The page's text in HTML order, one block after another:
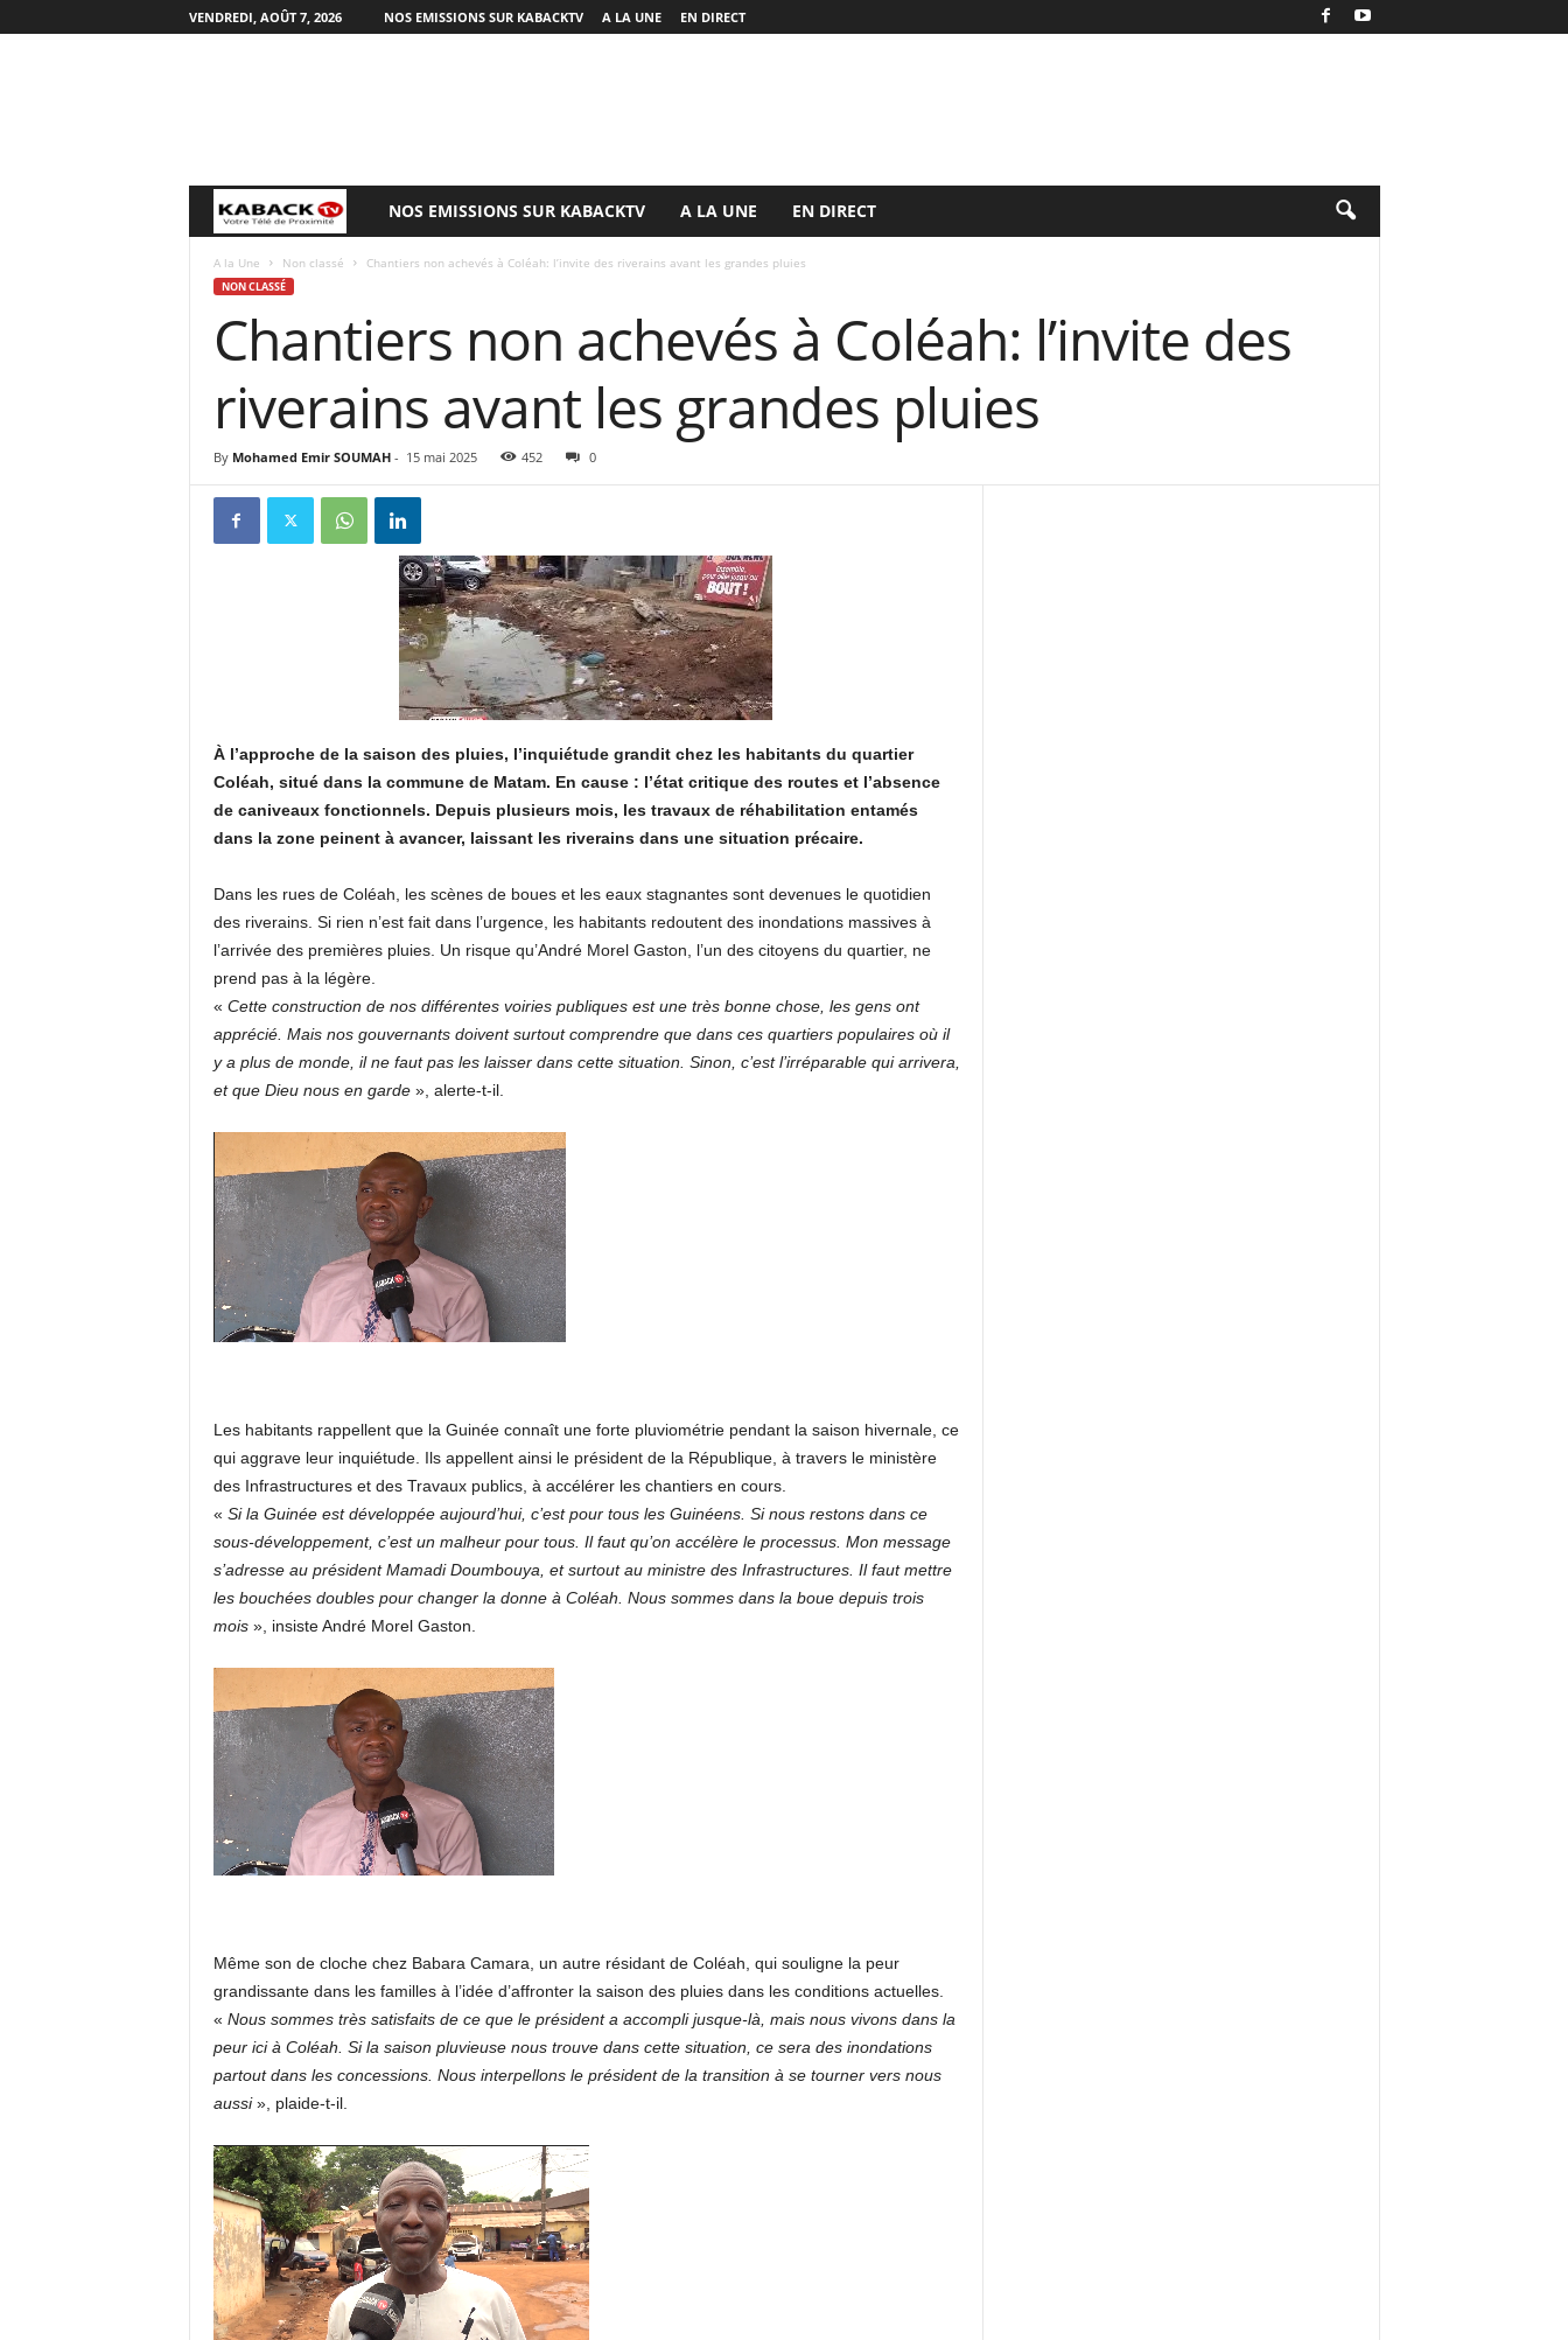
VENDREDI, AOÛT 7, 2026 NOS EMISSIONS SUR KABACKTV A LA UNE EN DIRECT
i
n
e
r
b
a
c
t
v
g
u
i
e
NOS EMISSIONS SUR KABACKTV A LA UNE EN DIRECT
A la Une Non classé Chantiers non achevés à Coléah: l’invite des riverains avant les grandes pluies
NON CLASSÉ
Chantiers non achevés à Coléah: l’invite des
riverains avant les grandes pluies
By Mohamed Emir SOUMAH- 15 mai 2025 452 0
À l’approche de la saison des pluies, l’inquiétude grandit chez les habitants du quartier
Coléah, situé dans la commune de Matam. En cause : l’état critique des routes et l’absence
de caniveaux fonctionnels. Depuis plusieurs mois, les travaux de réhabilitation entamés
dans la zone peinent à avancer, laissant les riverains dans une situation précaire.
Dans les rues de Coléah, les scènes de boues et les eaux stagnantes sont devenues le quotidien
des riverains. Si rien n’est fait dans l’urgence, les habitants redoutent des inondations massives à
l’arrivée des premières pluies. Un risque qu’André Morel Gaston, l’un des citoyens du quartier, ne
prend pas à la légère.
« Cette construction de nos différentes voiries publiques est une très bonne chose, les gens ont
apprécié. Mais nos gouvernants doivent surtout comprendre que dans ces quartiers populaires où il
y a plus de monde, il ne faut pas les laisser dans cette situation. Sinon, c’est l’irréparable qui arrivera,
et que Dieu nous en garde », alerte-t-il.
Les habitants rappellent que la Guinée connaît une forte pluviométrie pendant la saison hivernale, ce
qui aggrave leur inquiétude. Ils appellent ainsi le président de la République, à travers le ministère
des Infrastructures et des Travaux publics, à accélérer les chantiers en cours.
« Si la Guinée est développée aujourd’hui, c’est pour tous les Guinéens. Si nous restons dans ce
sous-développement, c’est un malheur pour tous. Il faut qu’on accélère le processus. Mon message
s’adresse au président Mamadi Doumbouya, et surtout au ministre des Infrastructures. Il faut mettre
les bouchées doubles pour changer la donne à Coléah. Nous sommes dans la boue depuis trois
mois», insiste André Morel Gaston.
Même son de cloche chez Babara Camara, un autre résidant de Coléah, qui souligne la peur
grandissante dans les familles à l’idée d’affronter la saison des pluies dans les conditions actuelles.
« Nous sommes très satisfaits de ce que le président a accompli jusque-là, mais nous vivons dans la
peur ici à Coléah. Si la saison pluvieuse nous trouve dans cette situation, ce sera des inondations
partout dans les concessions. Nous interpellons le président de la transition à se tourner vers nous
aussi», plaide-t-il.